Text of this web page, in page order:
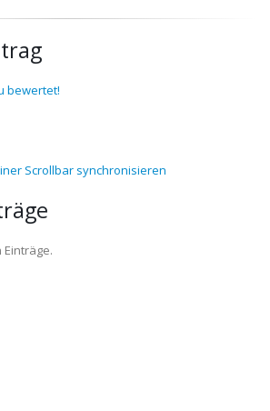
bewertet!
Scrollbar synchronisieren